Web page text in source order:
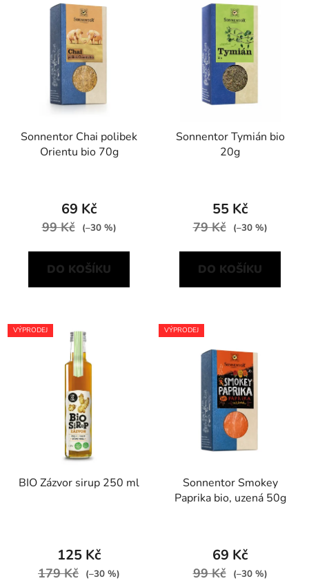
Sonnentor Chai polibek
Orientu bio 70g
69 Kč
99 Kč (–30 %)
DO KOŠÍKU
Sonnentor Tymián bio
20g
55 Kč
79 Kč (–30 %)
DO KOŠÍKU
VÝPRODEJ
BIO Zázvor sirup 250 ml
125 Kč
179 Kč (–30 %)
VÝPRODEJ
Sonnentor Smokey
Paprika bio, uzená 50g
69 Kč
99 Kč (–30 %)